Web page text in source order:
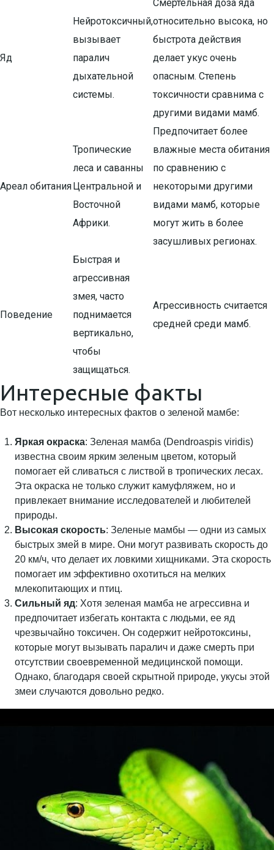
Яд
Нейротоксичный,
вызывает
паралич
дыхательной
системы.
Смертельная доза яда
относительно высока, но
быстрота действия
делает укус очень
опасным. Степень
токсичности сравнима с
другими видами мамб.
Ареал обитания
Тропические
леса и саванны
Центральной и
Восточной
Африки.
Предпочитает более
влажные места обитания
по сравнению с
некоторыми другими
видами мамб, которые
могут жить в более
засушливых регионах.
Поведение
Быстрая и
агрессивная
змея, часто
поднимается
вертикально,
чтобы
защищаться.
Агрессивность считается
средней среди мамб.
Интересные факты
Вот несколько интересных фактов о зеленой мамбе:
Яркая окраска: Зеленая мамба (Dendroaspis viridis)
известна своим ярким зеленым цветом, который
помогает ей сливаться с листвой в тропических лесах.
Эта окраска не только служит камуфляжем, но и
привлекает внимание исследователей и любителей
природы.
Высокая скорость: Зеленые мамбы — одни из самых
быстрых змей в мире. Они могут развивать скорость до
20 км/ч, что делает их ловкими хищниками. Эта скорость
помогает им эффективно охотиться на мелких
млекопитающих и птиц.
Сильный яд: Хотя зеленая мамба не агрессивна и
предпочитает избегать контакта с людьми, ее яд
чрезвычайно токсичен. Он содержит нейротоксины,
которые могут вызывать паралич и даже смерть при
отсутствии своевременной медицинской помощи.
Однако, благодаря своей скрытной природе, укусы этой
змеи случаются довольно редко.